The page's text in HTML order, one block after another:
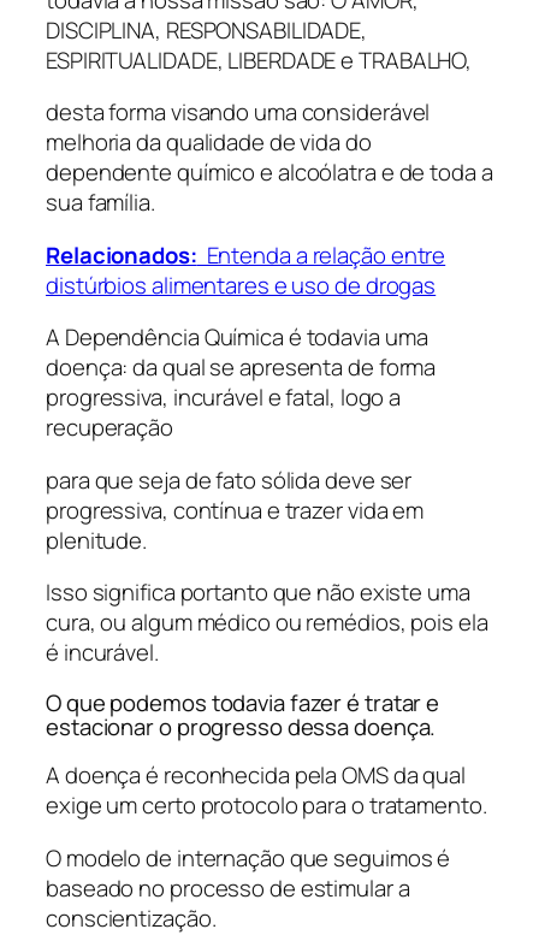
DISCIPLINA, RESPONSABILIDADE,
ESPIRITUALIDADE, LIBERDADE e TRABALHO,
desta forma visando uma considerável
melhoria da qualidade de vida do
dependente químico e alcoólatra e de toda a
sua família.
Relacionados: Entenda a relação entre
distúrbios alimentares e uso de drogas
A Dependência Química é todavia uma
doença: da qual se apresenta de forma
progressiva, incurável e fatal, logo a
recuperação
para que seja de fato sólida deve ser
progressiva, contínua e trazer vida em
plenitude.
Isso significa portanto que não existe uma
cura, ou algum médico ou remédios, pois ela
é incurável.
O que podemos todavia fazer é tratar e
estacionar o progresso dessa doença.
A doença é reconhecida pela OMS da qual
exige um certo protocolo para o tratamento.
O modelo de internação que seguimos é
baseado no processo de estimular a
conscientização.